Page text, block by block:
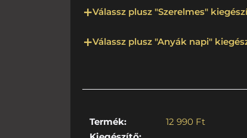
Válassz plusz "Szerelmes"
Válassz plusz "Anyák napi"
Termék: 12 990 Ft